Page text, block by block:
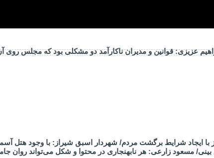
عزیزی: قوانین و مدیران ناکارآمد دو مشکلی بود که مجلس روی
ایجاد شرایط برگشت مردم/ شهردار اسبق شیراز: با وجود هتل
مسعود زارعی: هر نابهنجاری در محتوا و شکل می‌تواند روان